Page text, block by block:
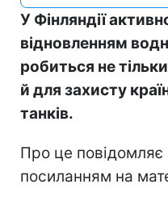
У Фінляндії
відновленням
робиться не
й для захисту
танків.
Про це повідомляє
посиланням на